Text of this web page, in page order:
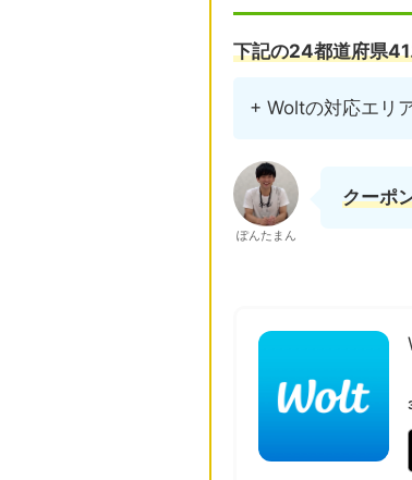
下記の24都道府県
+ Woltの対応エリ
ぽんたまん
クーポ